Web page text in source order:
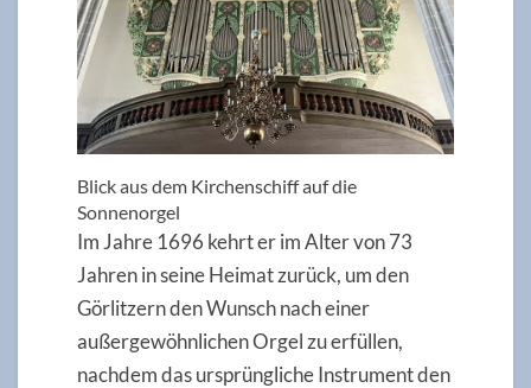
Blick aus dem Kirchenschiff auf die
Sonnenorgel
Im Jahre 1696 kehrt er im Alter von 73
Jahren in seine Heimat zurück, um den
Görlitzern den Wunsch nach einer
außergewöhnlichen Orgel zu erfüllen,
nachdem das ursprüngliche Instrument den